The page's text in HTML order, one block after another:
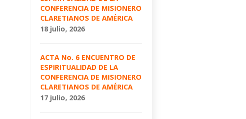
CONFERENCIA DE MISIONERO
CLARETIANOS DE AMÉRICA
18 julio, 2026
ACTA No. 6 ENCUENTRO DE
ESPIRITUALIDAD DE LA
CONFERENCIA DE MISIONERO
CLARETIANOS DE AMÉRICA
17 julio, 2026